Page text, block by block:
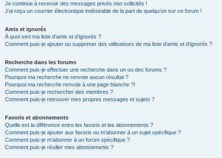
Je continue à recevoir des messages privés non sollicités !
J’ai reçu un courrier électronique indésirable de la part de quelqu’un sur ce forum !
Amis et ignorés
À quoi sert ma liste d’amis et d’ignorés ?
Comment puis-je ajouter ou supprimer des utilisateurs de ma liste d’amis et d’ignorés ?
Recherche dans les forums
Comment puis-je effectuer une recherche dans un ou des forums ?
Pourquoi ma recherche ne renvoie aucun résultat ?
Pourquoi ma recherche renvoie à une page blanche ?!
Comment puis-je rechercher des membres ?
Comment puis-je retrouver mes propres messages et sujets ?
Favoris et abonnements
Quelle est la différence entre les favoris et les abonnements ?
Comment puis-je ajouter aux favoris ou m’abonner à un sujet spécifique ?
Comment puis-je m’abonner à un forum spécifique ?
Comment puis-je résilier mes abonnements ?